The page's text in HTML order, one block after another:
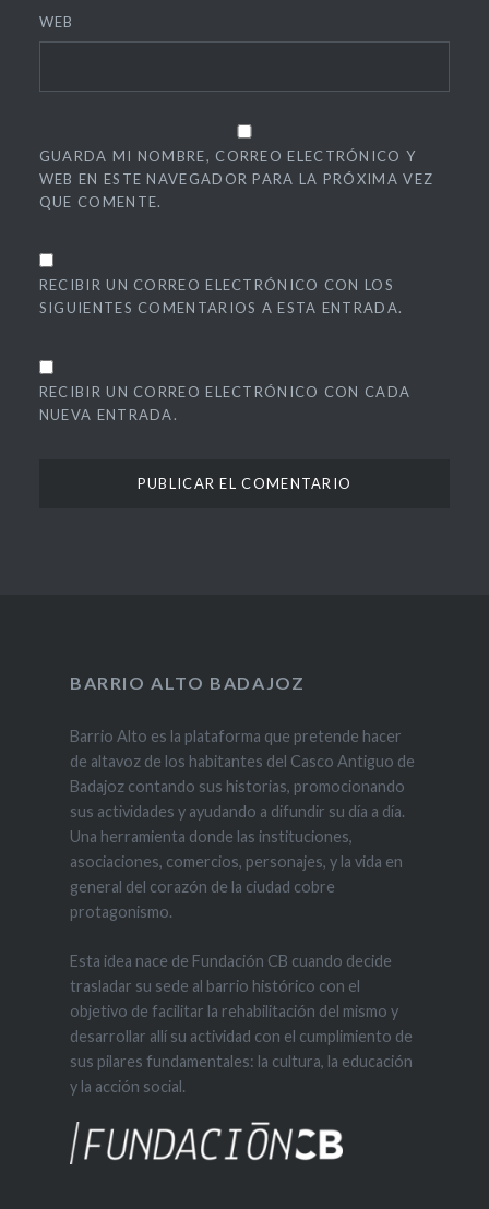
WEB
GUARDA MI NOMBRE, CORREO ELECTRÓNICO Y
WEB EN ESTE NAVEGADOR PARA LA PRÓXIMA VEZ
QUE COMENTE.
RECIBIR UN CORREO ELECTRÓNICO CON LOS
SIGUIENTES COMENTARIOS A ESTA ENTRADA.
RECIBIR UN CORREO ELECTRÓNICO CON CADA
NUEVA ENTRADA.
BARRIO ALTO BADAJOZ
Barrio Alto es la plataforma que pretende hacer
de altavoz de los habitantes del Casco Antiguo de
Badajoz contando sus historias, promocionando
sus actividades y ayudando a difundir su día a día.
Una herramienta donde las instituciones,
asociaciones, comercios, personajes, y la vida en
general del corazón de la ciudad cobre
protagonismo.
Esta idea nace de Fundación CB cuando decide
trasladar su sede al barrio histórico con el
objetivo de facilitar la rehabilitación del mismo y
desarrollar allí su actividad con el cumplimiento de
sus pilares fundamentales: la cultura, la educación
y la acción social.